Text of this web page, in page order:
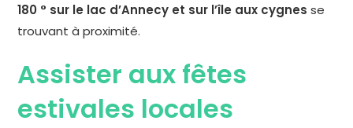
180 ° sur le lac d’Annecy et sur l’île aux cygnes se
trouvant à proximité.
Assister aux fêtes
estivales locales